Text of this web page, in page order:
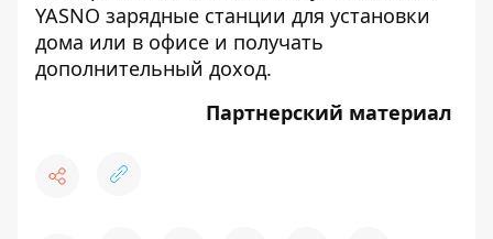
YASNO зарядные станции для установки
дома или в офисе и получать
дополнительный доход.
Партнерский материал